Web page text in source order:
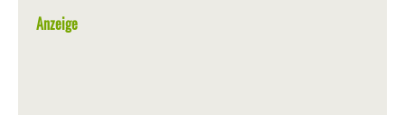
Anzeige